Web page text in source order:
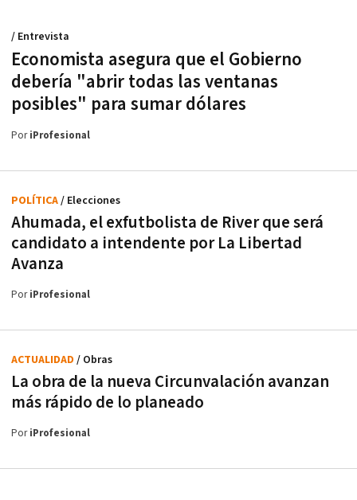
Economista asegura que el Gobierno
debería "abrir todas las ventanas
posibles" para sumar dólares
/ Entrevista
PoriProfesional
Ahumada, el exfutbolista de River que será
candidato a intendente por La Libertad
Avanza
POLÍTICA/ Elecciones
PoriProfesional
La obra de la nueva Circunvalación avanzan
más rápido de lo planeado
ACTUALIDAD / Obras
PoriProfesional